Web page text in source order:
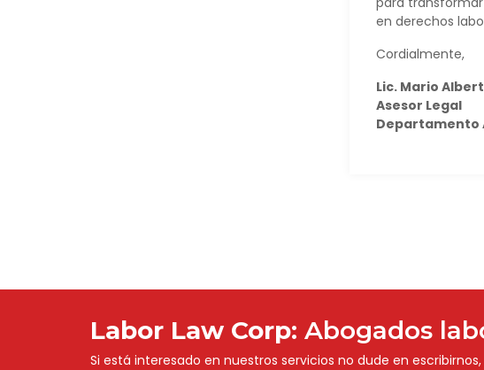
en derechos
Cordialmente,
Lic. Mario
Asesor Legal
Departamento
Labor Law Corp: Abogados
Si está interesado en nuestros servicios no dude en